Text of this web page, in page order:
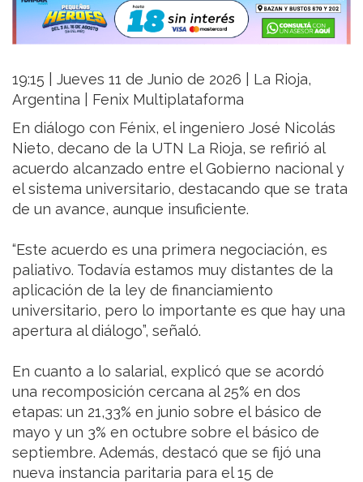
19:15 | Jueves 11 de Junio de 2026 | La Rioja,
Argentina | Fenix Multiplataforma
En diálogo con Fénix, el ingeniero José Nicolás
Nieto, decano de la UTN La Rioja, se refirió al
acuerdo alcanzado entre el Gobierno nacional y
el sistema universitario, destacando que se trata
de un avance, aunque insuficiente.
“Este acuerdo es una primera negociación, es
paliativo. Todavía estamos muy distantes de la
aplicación de la ley de financiamiento
universitario, pero lo importante es que hay una
apertura al diálogo”, señaló.
En cuanto a lo salarial, explicó que se acordó
una recomposición cercana al 25% en dos
etapas: un 21,33% en junio sobre el básico de
mayo y un 3% en octubre sobre el básico de
septiembre. Además, destacó que se fijó una
nueva instancia paritaria para el 15 de